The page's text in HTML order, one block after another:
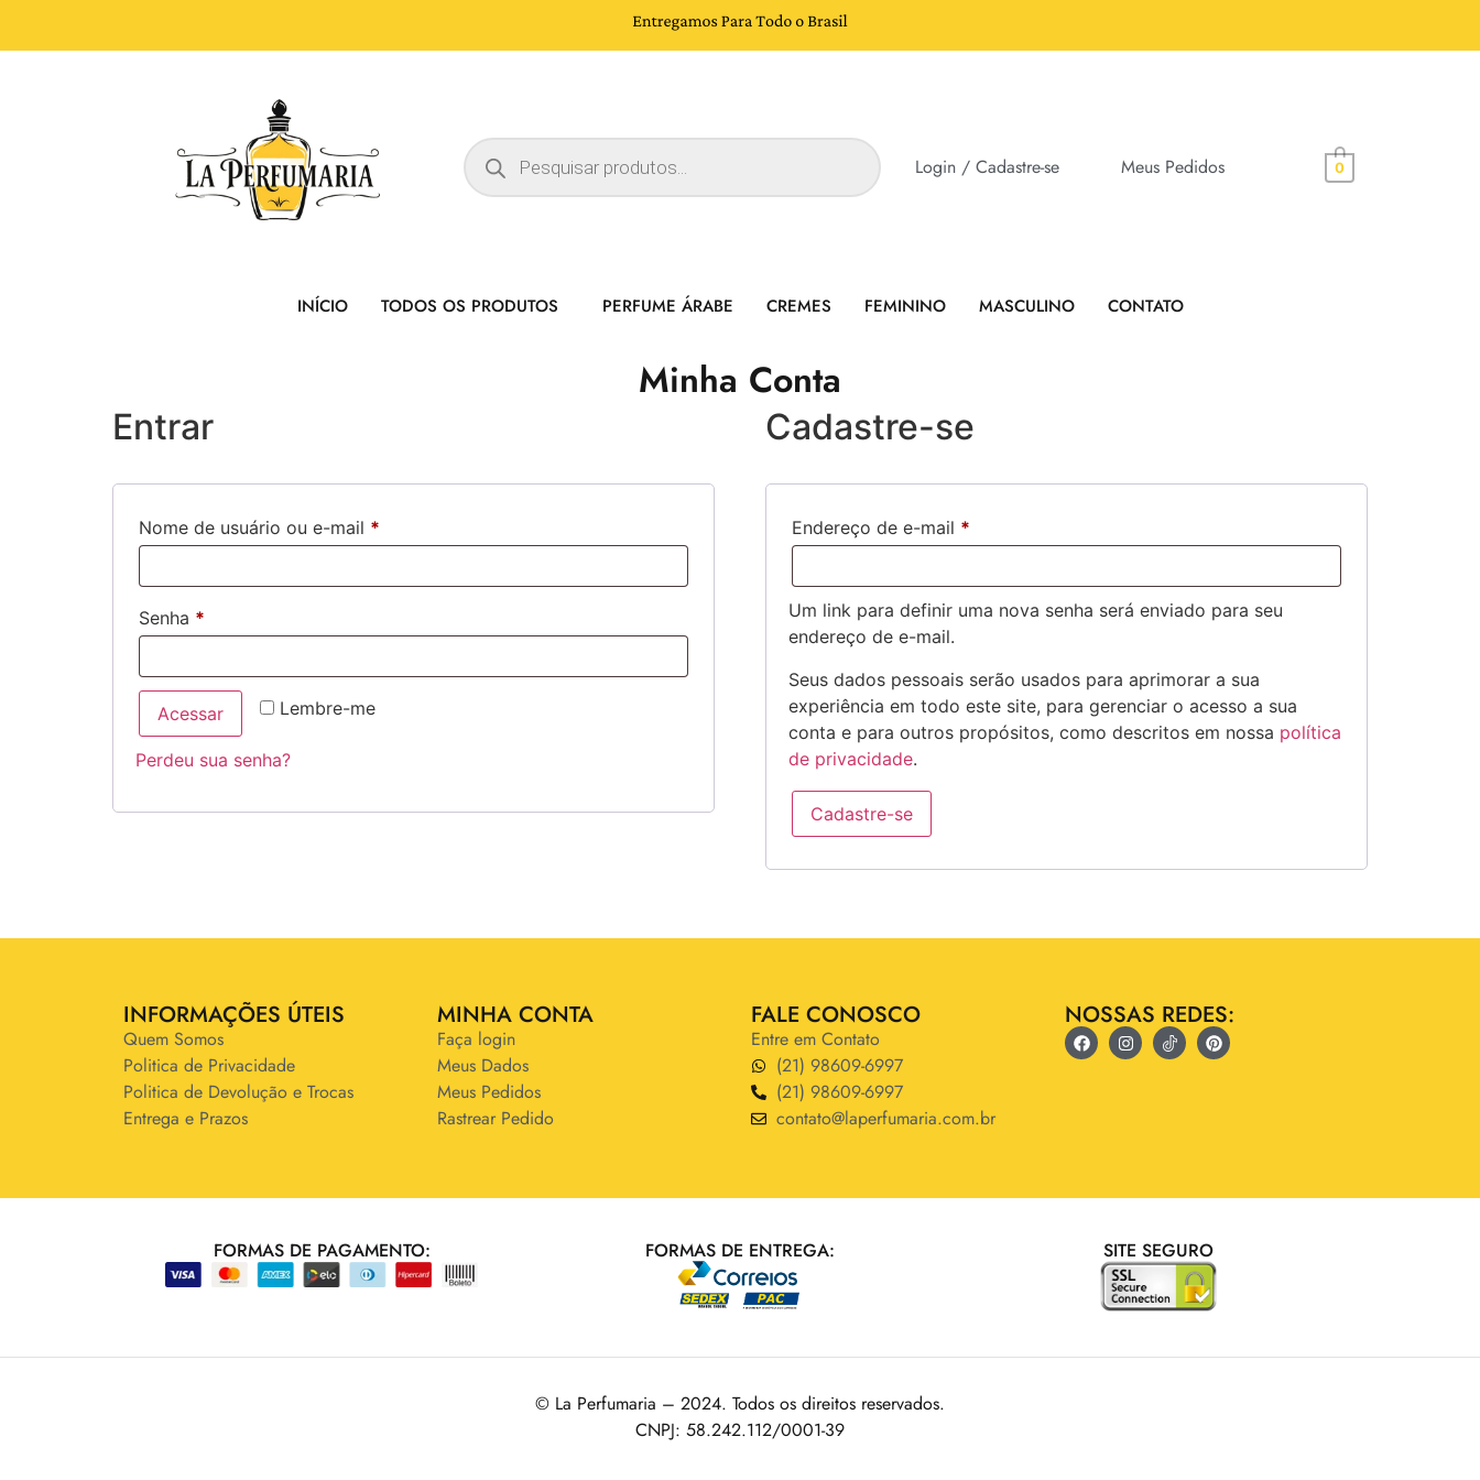
Login / Cadastre-se Meus Pedidos 0
INÍCIO TODOS OS PRODUTOS PERFUME ÁRABE CREMES FEMININO MASCULINO CONTATO
Minha Conta
Entrar
Nome de usuário ou e-mail *
Senha *
Lembre-me
Acessar
Perdeu sua senha?
Cadastre-se
Endereço de e-mail *
Um link para definir uma nova senha será enviado para seu
endereço de e-mail.
Seus dados pessoais serão usados para aprimorar a sua
experiência em todo este site, para gerenciar o acesso a sua
conta e para outros propósitos, como descritos em nossa política
de privacidade.
Cadastre-se
INFORMAÇÕES ÚTEIS
Quem Somos
Politica de Privacidade
Politica de Devolução e Trocas
Entrega e Prazos
MINHA CONTA
Faça login
Meus Dados
Meus Pedidos
Rastrear Pedido
FALE CONOSCO
Entre em Contato
(21) 98609-6997
(21) 98609-6997
contato@laperfumaria.com.br
NOSSAS REDES:
FORMAS DE PAGAMENTO: FORMAS DE ENTREGA: SITE SEGURO
© La Perfumaria – 2024. Todos os direitos reservados.
CNPJ: 58.242.112/0001-39